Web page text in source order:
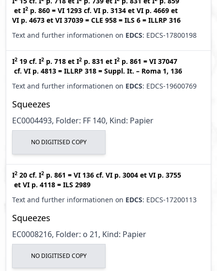
et I2 p. 860 = VI 1293 cf. VI p. 3134 et VI p. 4669 et
VI p. 4673 et VI 37039 = CLE 958 = ILS 6 = ILLRP 316
Text and further informationen on EDCS: EDCS-17800198
I2 19 cf. I2 p. 718 et I2 p. 831 et I2 p. 861 = VI 37047
cf. VI p. 4813 = ILLRP 318 = Suppl. It. – Roma 1, 136
Text and further informationen on EDCS: EDCS-19600769
Squeezes
EC0004493, Folder: FF 140, Kind: Papier
NO DIGITISED COPY
I2 20 cf. I2 p. 861 = VI 136 cf. VI p. 3004 et VI p. 3755
et VI p. 4118 = ILS 2989
Text and further informationen on EDCS: EDCS-17200113
Squeezes
EC0008216, Folder: o 21, Kind: Papier
NO DIGITISED COPY